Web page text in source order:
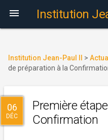
 Institution
Institution Jean-Paul II >
de préparation à la
06
DÉC
Première
Confirmation